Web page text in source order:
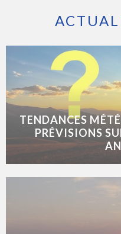
TENDANCES
PRÉVISIONS